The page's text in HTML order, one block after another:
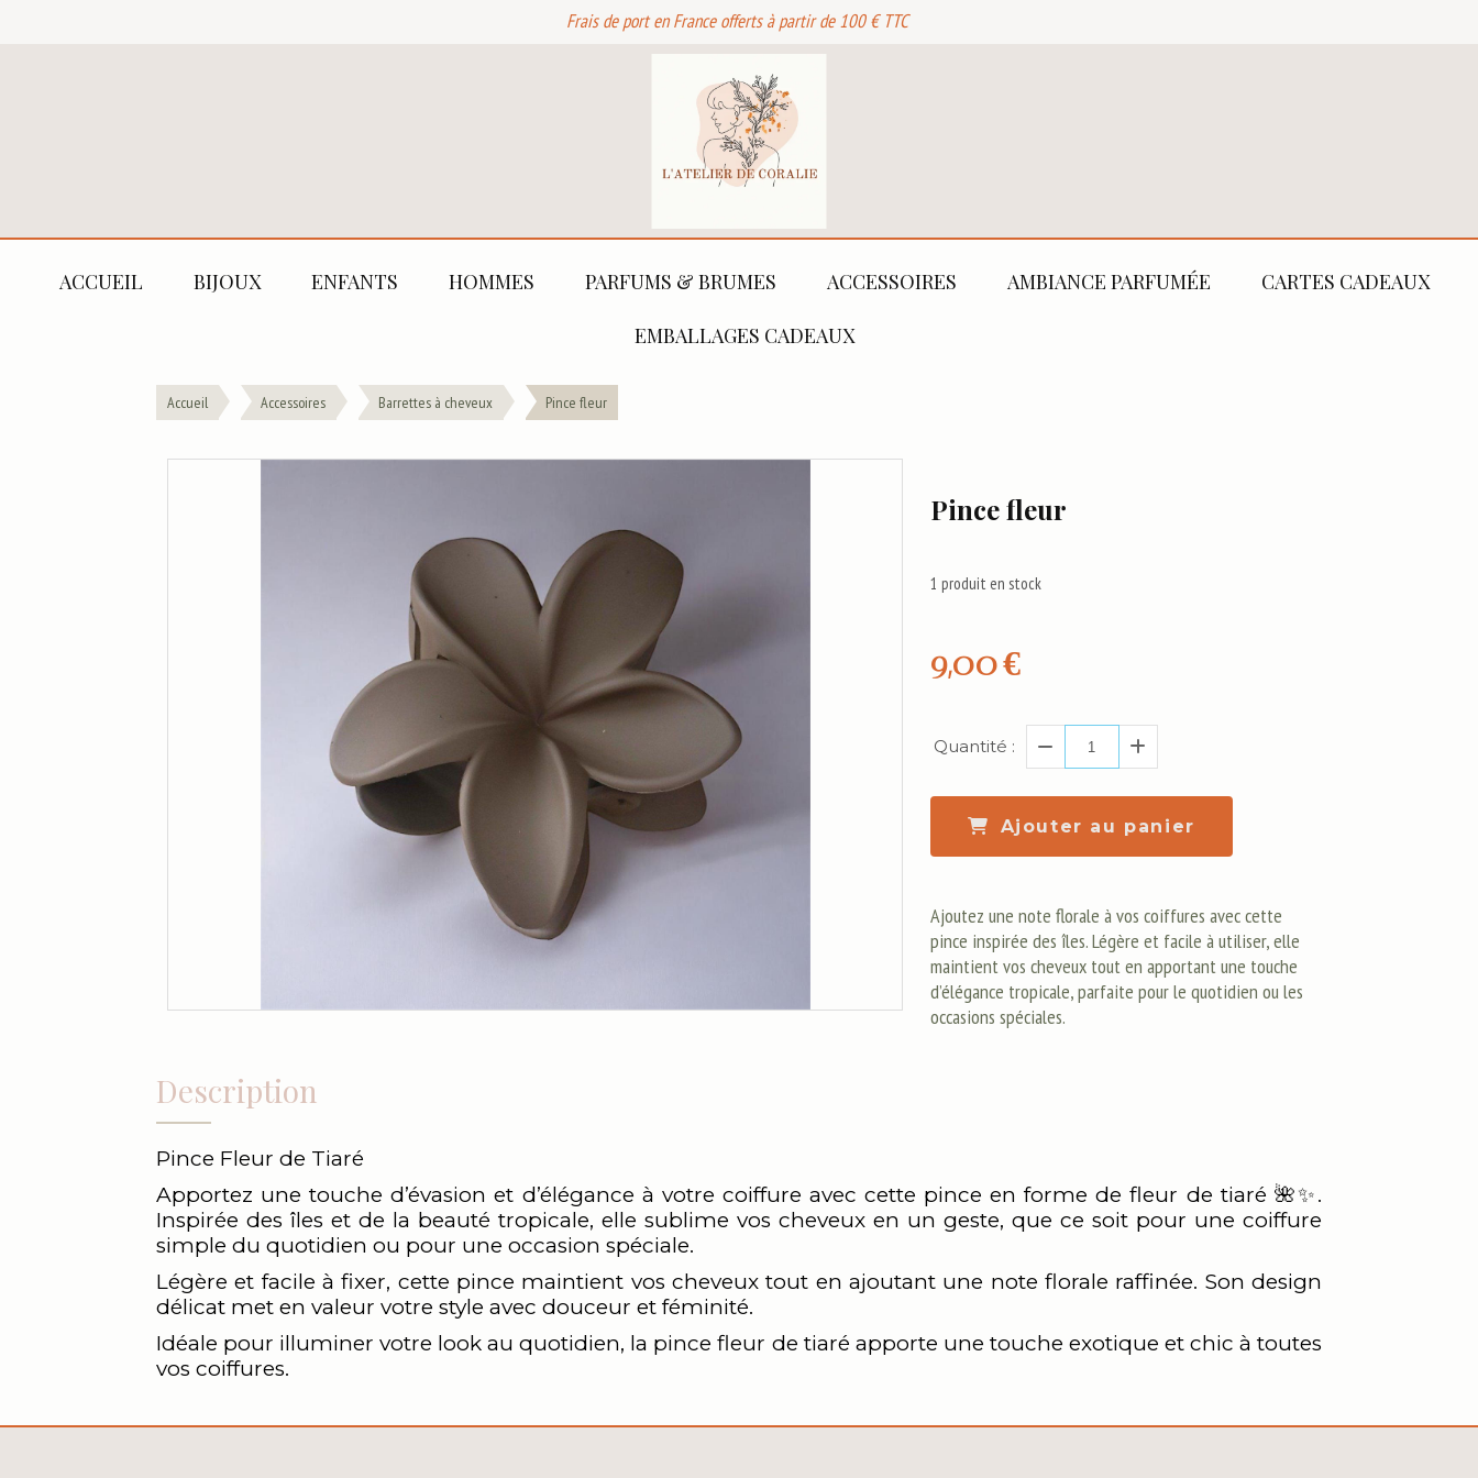
Frais de port en France offerts à partir de 100 € TTC
ACCUEIL BIJOUX ENFANTS HOMMES PARFUMS & BRUMES ACCESSOIRES AMBIANCE PARFUMÉE CARTES CADEAUX
EMBALLAGES CADEAUX
Accueil Accessoires Barrettes à cheveux Pince fleur
Pince fleur
9,00€
1 produit en stock
Quantité :
Ajouter au panier
Ajoutez une note florale à vos coiffures avec cette
pince inspirée des îles. Légère et facile à utiliser, elle
maintient vos cheveux tout en apportant une touche
d’élégance tropicale, parfaite pour le quotidien ou les
occasions spéciales.
Description
Pince Fleur de Tiaré
Apportez une touche d’évasion et d’élégance à votre coiffure avec cette pince en forme de fleur de tiaré 🌺✨.
Inspirée des îles et de la beauté tropicale, elle sublime vos cheveux en un geste, que ce soit pour une coiffure
simple du quotidien ou pour une occasion spéciale.
Légère et facile à fixer, cette pince maintient vos cheveux tout en ajoutant une note florale raffinée. Son design
délicat met en valeur votre style avec douceur et féminité.
Idéale pour illuminer votre look au quotidien, la pince fleur de tiaré apporte une touche exotique et chic à toutes
vos coiffures.